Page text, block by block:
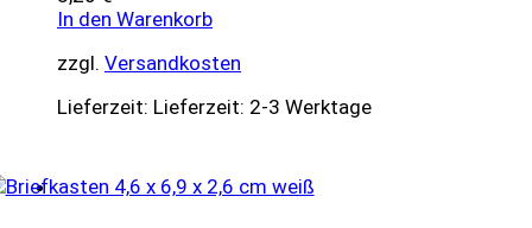
In den Warenkorb
zzgl. Versandkosten
Lieferzeit: Lieferzeit: 2-3 Werktage